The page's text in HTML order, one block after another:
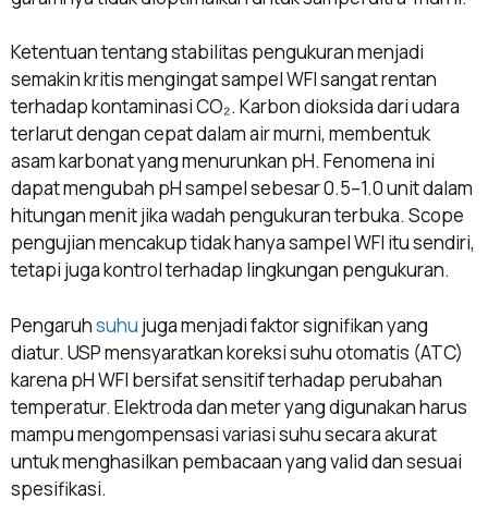
Ketentuan tentang stabilitas pengukuran menjadi
semakin kritis mengingat sampel WFI sangat rentan
terhadap kontaminasi CO₂. Karbon dioksida dari udara
terlarut dengan cepat dalam air murni, membentuk
asam karbonat yang menurunkan pH. Fenomena ini
dapat mengubah pH sampel sebesar 0.5–1.0 unit dalam
hitungan menit jika wadah pengukuran terbuka. Scope
pengujian mencakup tidak hanya sampel WFI itu sendiri,
tetapi juga kontrol terhadap lingkungan pengukuran.
Pengaruhsuhu juga menjadi faktor signifikan yang
diatur. USP mensyaratkan koreksi suhu otomatis (ATC)
karena pH WFI bersifat sensitif terhadap perubahan
temperatur. Elektroda dan meter yang digunakan harus
mampu mengompensasi variasi suhu secara akurat
untuk menghasilkan pembacaan yang valid dan sesuai
spesifikasi.